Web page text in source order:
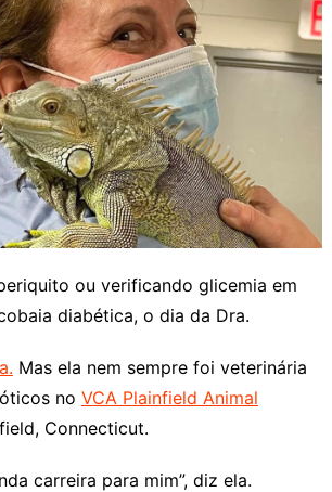
ou verificando glicemia em
diabética, o dia da Dra.
Mas ela nem sempre foi veterinária
no VCA Plainfield Animal
Connecticut.
carreira para mim”, diz ela.